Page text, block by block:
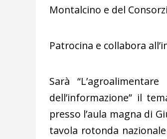
Montalcino e del
Patrocina e collabora
Sarà
dell’informazione” il
presso l’aula magna di
tavola rotonda